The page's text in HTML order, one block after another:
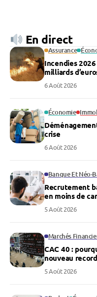
En direct
Assurance
Incendies
milliards
6 Août 2026
Économie
crise
6 Août 2026
Banque Et Néo-
Recrutement
en moins de
5 Août 2026
Marchés
CAC 40 :
nouveau
5 Août 2026